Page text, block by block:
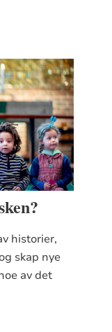
historier,
skap nye
av det